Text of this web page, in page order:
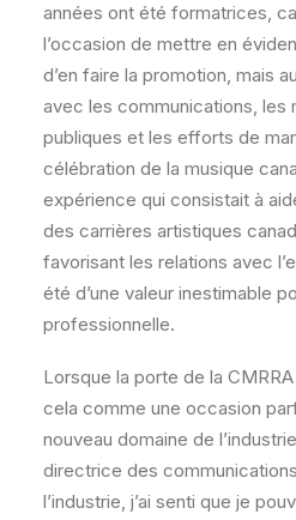
années ont été formatrices,
l’occasion de mettre en
d’en faire la promotion, mais
avec les communications, les
publiques et les efforts de
célébration de la musique
expérience qui consistait à
des carrières artistiques
favorisant les relations avec
été d’une valeur inestimable
professionnelle.
Lorsque la porte de la CMRRA
cela comme une occasion
nouveau domaine de
directrice des
l’industrie, j’ai senti que je